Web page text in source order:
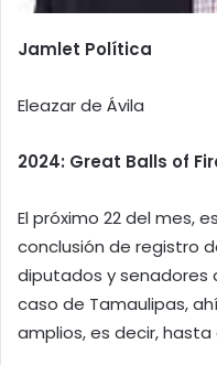
Jamlet Política
Eleazar de Ávila
2024: Great Balls of
El próximo 22 del mes,
conclusión de registro
diputados y senadores
caso de Tamaulipas,
amplios, es decir, hasta